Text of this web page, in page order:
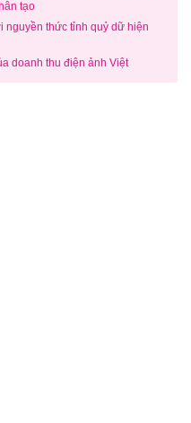
tạo
nguyền thức tỉnh quỷ dữ hiện
doanh thu điện ảnh Việt